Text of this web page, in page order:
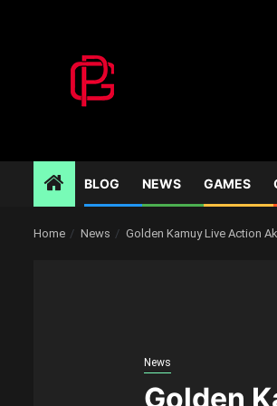
BLOG NEWS GAMES
Home News Golden Kamuy Live Action
News
Golden